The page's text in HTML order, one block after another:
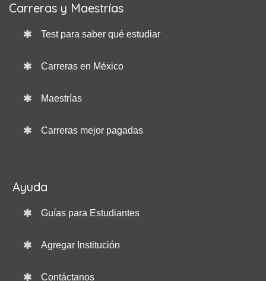
Carreras y Maestrías
Test para saber qué estudiar
Carreras en México
Maestrías
Carreras mejor pagadas
Ayuda
Guías para Estudiantes
Agregar Institución
Contáctanos